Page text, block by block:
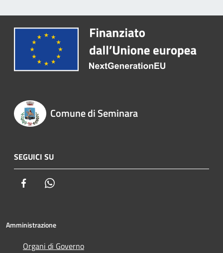
Comune di Seminara
SEGUICI SU
Facebook
Amministrazione
Organi di Governo